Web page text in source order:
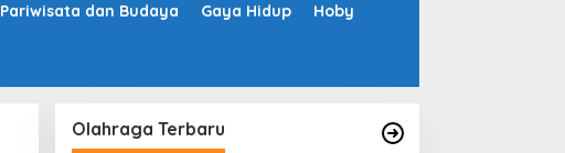
Pariwisata dan Budaya Gaya Hidup Hoby
Olahraga Terbaru